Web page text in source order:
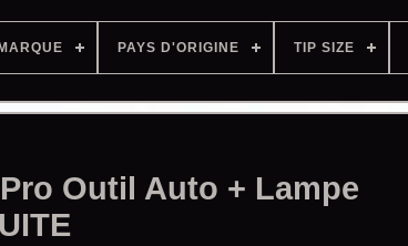
MARQUE PAYS D'ORIGINE TIP SIZE
Outil Auto + Lampe